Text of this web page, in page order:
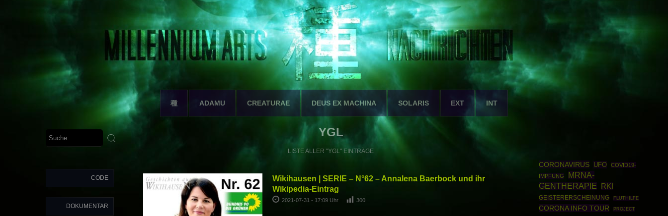
種 ADAMU CREATURAE DEUS EX MACHINA SOLARIS EXT INT
CODE
DOKUMENTAR
YGL
LISTE ALLER "YGL" EINTRÄGE
Wikihausen | SERIE – N°62 – Annalena Baerbock und ihr
Wikipedia-Eintrag
2021-07-31 - 17:09 Uhr 300
CORONAVIRUS UFO
COVID19-
IMPFUNG
MRNA-
GENTHERAPIE
RKI
GEISTERERSCHEINUNG FLUTHILFE
CORONA INFO TOUR PROJECT